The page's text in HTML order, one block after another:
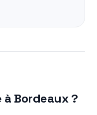
Bordeaux ?